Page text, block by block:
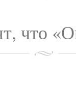
что